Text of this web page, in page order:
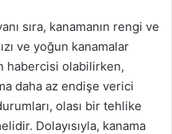
sıra, kanamanın rengi ve
ve yoğun kanamalar
habercisi olabilirken,
daha az endişe verici
olası bir tehlike
Dolayısıyla, kanama